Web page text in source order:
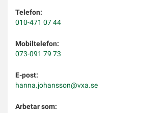
Telefon:
010-471 07 44
Mobiltelefon:
073-091 79 73
E-post:
hanna.johansson@vxa.se
Arbetar som: